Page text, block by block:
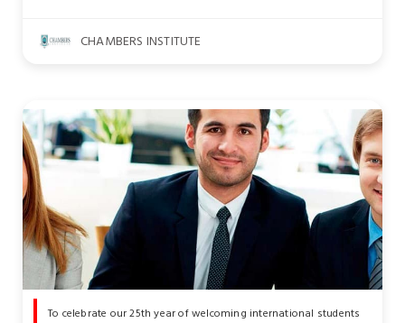
CHAMBERS INSTITUTE
To celebrate our 25th year of welcoming international students